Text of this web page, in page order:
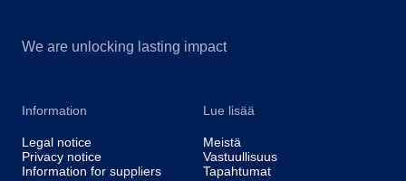
We are unlocking lasting impact
Information
Legal notice
Privacy notice
Information for suppliers
Lue lisää
Meistä
Vastuullisuus
Tapahtumat